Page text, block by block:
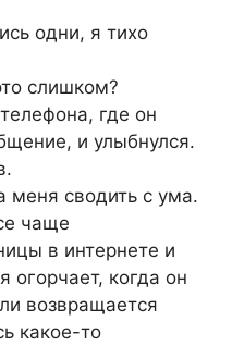
одни, я тихо
слишком?
где он
и улыбнулся.
меня сводить с ума.
чаще
в интернете и
когда он
возвращается
какое-то